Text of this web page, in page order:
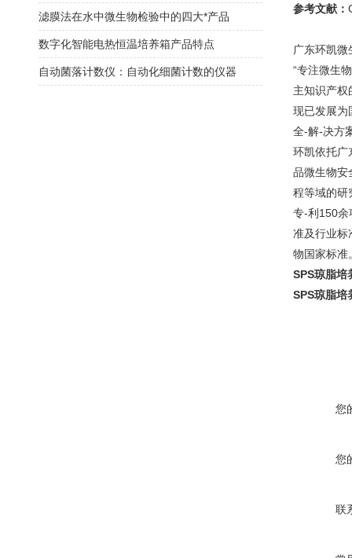
参考文献：
广东环凯
“专注微生
主知识产权
现已发展为
全-解-决方
环凯依托广
品微生物安
程等域的研
专-利150余
准及行业标
物国家标准
SPS琼脂培
SPS琼脂培
您
您
联
滤膜法在水中微生物检验中的四大*产品
数字化智能电热恒温培养箱产品特点
自动菌落计数仪：自动化细菌计数的仪器